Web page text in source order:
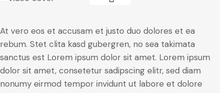
At vero eos et accusam et justo duo dolores et ea
rebum. Stet clita kasd gubergren, no sea takimata
sanctus est Lorem ipsum dolor sit amet. Lorem ipsum
dolor sit amet, consetetur sadipscing elitr, sed diam
nonumy eirmod tempor invidunt ut labore et dolore